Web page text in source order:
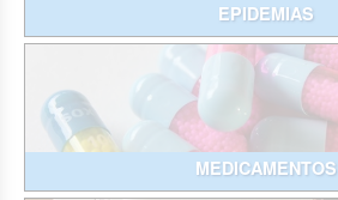
EPIDEMIAS
MEDICAMENTOS